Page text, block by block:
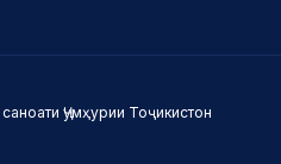
Ҷумҳурии Тоҷикистон